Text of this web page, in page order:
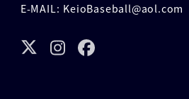
E-MAIL: KeioBaseball@aol.com